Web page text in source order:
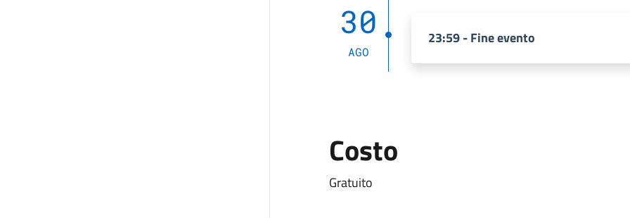
30
AGO
23:59 - Fine evento
Costo
Gratuito